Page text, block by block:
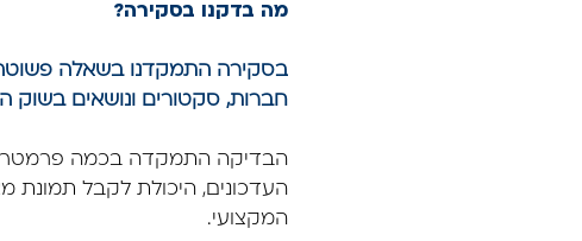
מה בדקנו בסקירה?
חברות, סקטורים ונושאים בשוק
הבדיקה התמקדה בכמה פרמטרים
העדכונים, היכולת לקבל תמונת
המקצועי.